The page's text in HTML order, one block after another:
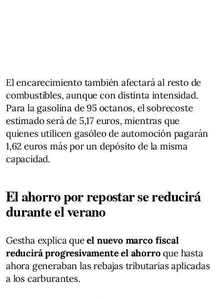
El encarecimiento también afectará al resto de
combustibles, aunque con distinta intensidad.
Para la gasolina de 95 octanos, el sobrecoste
estimado será de 5,17 euros, mientras que
quienes utilicen gasóleo de automoción pagarán
1,62 euros más por un depósito de la misma
capacidad.
El ahorro por repostar se reducirá
durante el verano
Gestha explica queel nuevo marco fiscal
reducirá progresivamente el ahorroque hasta
ahora generaban las rebajas tributarias aplicadas
a los carburantes.